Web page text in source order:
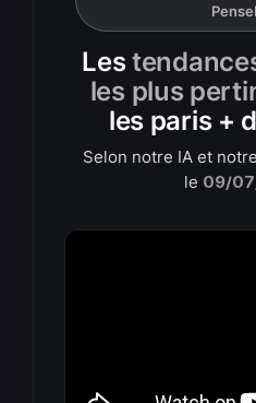
Les
les plus
les paris +
Selon notre IA et
le 09/